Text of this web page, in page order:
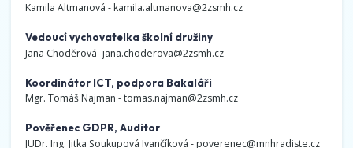
Kamila Altmanová -kamila.altmanova@2zsmh.cz
Vedoucí vychovatelka školní družiny
Jana Choděrová-jana.choderova@2zsmh.cz
Koordinátor ICT, podpora Bakaláři
Mgr. Tomáš Najman -tomas.najman@2zsmh.cz
Pověřenec GDPR, Auditor
JUDr. Ing. Jitka Soukupová Ivančíková -poverenec@mnhradiste.cz